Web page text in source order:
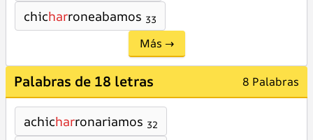
chicharroneabamos 33
Más →
Palabras de 18 letras 8 Palabras
achicharronariamos 32